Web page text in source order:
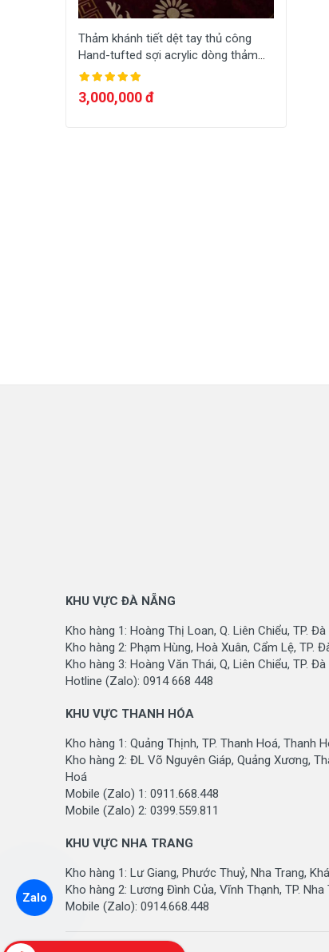
Thảm khánh tiết dệt tay thủ công
Hand-tufted sợi acrylic dòng thảm
sang trọng dệt theo yêu cầu HT-
A004
3,000,000 đ
KHU VỰC ĐÀ NẴNG
Kho hàng 1: Hoàng Thị Loan, Q. Liên Chiểu, TP. Đà
Kho hàng 2: Phạm Hùng, Hoà Xuân, Cẩm Lệ, TP.
Kho hàng 3: Hoàng Văn Thái, Q, Liên Chiểu, TP. Đà
Hotline (Zalo): 0914 668 448
KHU VỰC THANH HÓA
Kho hàng 1: Quảng Thịnh, TP. Thanh Hoá, Thanh
Kho hàng 2: ĐL Võ Nguyên Giáp, Quảng Xương,
Hoá
Mobile (Zalo) 1: 0911.668.448
Mobile (Zalo) 2: 0399.559.811
KHU VỰC NHA TRANG
Kho hàng 1: Lư Giang, Phước Thuỷ, Nha Trang,
Kho hàng 2: Lương Đình Của, Vĩnh Thạnh, TP. Nha
Mobile (Zalo): 0914.668.448
Zalo